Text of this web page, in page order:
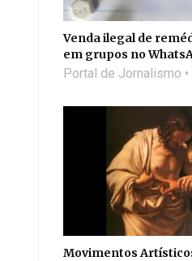
Venda ilegal de
em grupos no
Portal de Jornalismo
Movimentos